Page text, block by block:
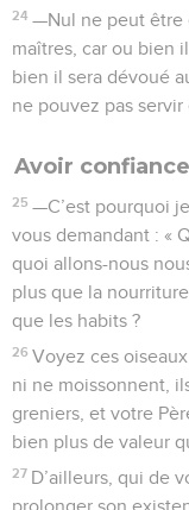
24 —Nul ne peut être
maîtres, car ou bien
bien il sera dévoué
ne pouvez pas servir
Avoir
25 —C’est pourquoi
vous demandant : «
quoi allons-nous
plus que la
que les habits ?
26 Voyez ces
ni ne moissonnent,
greniers, et votre
bien plus de valeur
27 D’ailleurs, qui de
prolonger son